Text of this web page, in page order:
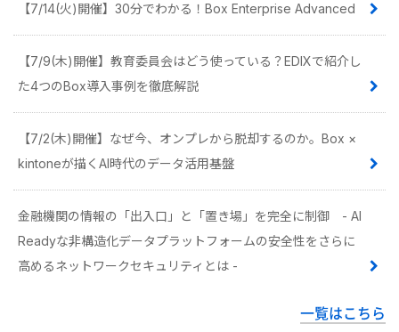
【7/14(火)開催】30分でわかる！Box Enterprise Advanced
【7/9(木)開催】教育委員会はどう使っている？EDIXで紹介し
た4つのBox導入事例を徹底解説
【7/2(木)開催】なぜ今、オンプレから脱却するのか。Box ×
kintoneが描くAI時代のデータ活用基盤
金融機関の情報の「出入口」と「置き場」を完全に制御 - AI
Readyな非構造化データプラットフォームの安全性をさらに
高めるネットワークセキュリティとは -
一覧はこちら